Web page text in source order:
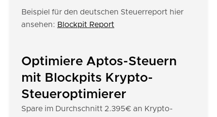
Beispiel für den deutschen Steuerreport hier
ansehen: Blockpit Report
Optimiere Aptos-Steuern
mit Blockpits Krypto-
Steueroptimierer
Spare im Durchschnitt 2.395€ an Krypto-